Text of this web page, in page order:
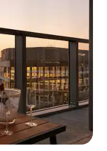
„Odabrali gosti”